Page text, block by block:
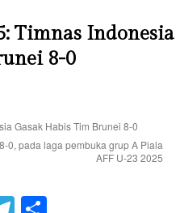
Timnas Indonesia
8-0
0, pada laga pembuka grup A Piala
AFF U-23 2025